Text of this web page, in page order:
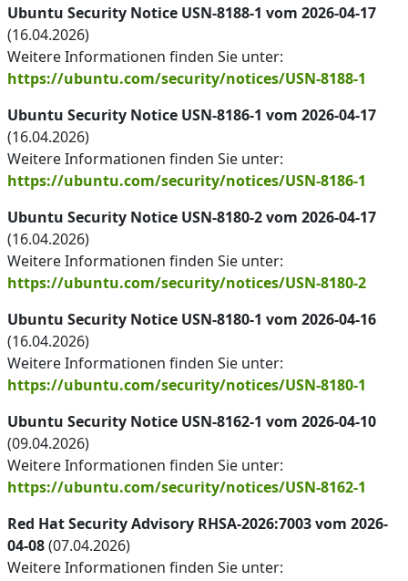
Ubuntu Security Notice USN-8188-1 vom 2026-04-17
(16.04.2026)
Weitere Informationen finden Sie unter:
https://ubuntu.com/security/notices/USN-8188-1
Ubuntu Security Notice USN-8186-1 vom 2026-04-17
(16.04.2026)
Weitere Informationen finden Sie unter:
https://ubuntu.com/security/notices/USN-8186-1
Ubuntu Security Notice USN-8180-2 vom 2026-04-17
(16.04.2026)
Weitere Informationen finden Sie unter:
https://ubuntu.com/security/notices/USN-8180-2
Ubuntu Security Notice USN-8180-1 vom 2026-04-16
(16.04.2026)
Weitere Informationen finden Sie unter:
https://ubuntu.com/security/notices/USN-8180-1
Ubuntu Security Notice USN-8162-1 vom 2026-04-10
(09.04.2026)
Weitere Informationen finden Sie unter:
https://ubuntu.com/security/notices/USN-8162-1
Red Hat Security Advisory RHSA-2026:7003 vom 2026-
04-08(07.04.2026)
Weitere Informationen finden Sie unter: